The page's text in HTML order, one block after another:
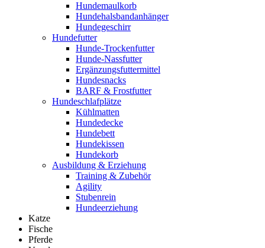
Hundemaulkorb
Hundehalsbandanhänger
Hundegeschirr
Hundefutter
Hunde-Trockenfutter
Hunde-Nassfutter
Ergänzungsfuttermittel
Hundesnacks
BARF & Frostfutter
Hundeschlafplätze
Kühlmatten
Hundedecke
Hundebett
Hundekissen
Hundekorb
Ausbildung & Erziehung
Training & Zubehör
Agility
Stubenrein
Hundeerziehung
Katze
Fische
Pferde